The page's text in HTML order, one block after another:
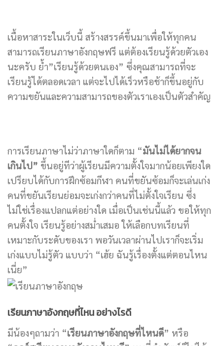
เนื้อหาสาระในเว็บนี้ สร้างสรรค์ขึ้นมาเพื่อให้ทุกคน
สามารถเรียนภาษาอังกฤษฟรี แต่ต้องเรียนรู้ด้วยตัวเอง
นะครับ ย้ำ”เรียนรู้ด้วยตนเอง” ซึ่งคุณสามารถที่จะ
เรียนรู้ได้ตลอดเวลา แต่จะไปได้เร็วหรือช้าก็ขึ้นอยู่กับ
ความขยันและความสามารถของตัวเราเองเป็นตัวสำคัญ
การเรียนภาษาไม่ว่าภาษาใดก็ตาม “มันไม่ได้ยากจน
เกินไป” ขึ้นอยู่ทีว่าผู้เรียนมีความตั้งใจมากน้อยเพียงใด
เปรียบได้กับการฝึกซ้อมกีฬา คนที่ขยันซ้อมก็จะเล่นเก่ง
คนที่ขยันเรียนย่อมจะเก่งกว่าคนที่ไม่ตั้งใจเรียน ซึ่ง
ไม่ใช่เรื่องแปลกแต่อย่างใด เมื่อเป็นเช่นนี้แล้ว ขอให้ทุก
คนตั้งใจ เรียนรู้อย่างสม่ำเสมอ ให้เลือกบทเรียนที่
เหมาะกับระดับของเรา พอวันเวลาผ่านไปเราก็จะเริ่ม
เก่งแบบไม่รู้ตัว แบบว่า “เฮ้ย ฉันรู้เรื่องตั้งแต่ตอนไหน
เนี่ย”
เรียนภาษาอังกฤษที่ไหน อย่างไรดี
มีน้องๆถามว่า “เรียนภาษาอังกฤษที่ไหนดี” หรือ